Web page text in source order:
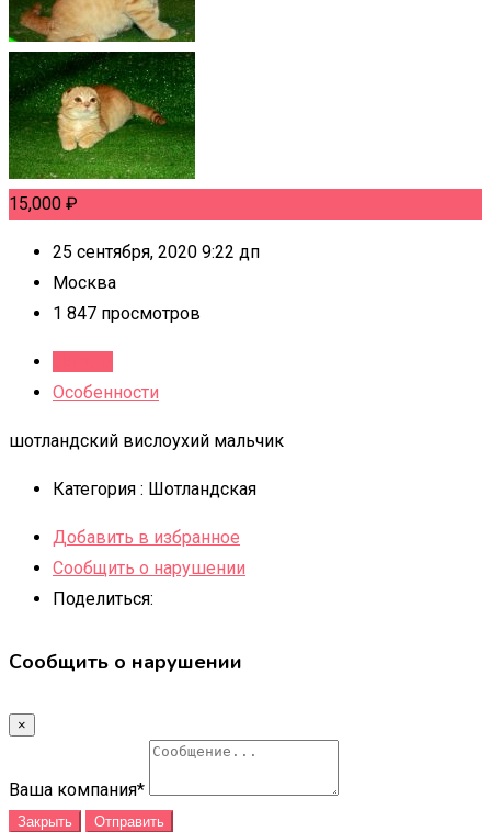
15,000 ₽
25 сентября, 2020 9:22 дп
Москва
1 847 просмотров
Особенности
шотландский вислоухий мальчик
Категория : Шотландская
Добавить в избранное
Сообщить о нарушении
Поделиться:
Сообщить о нарушении
×
Ваша компания*
Закрыть Отправить